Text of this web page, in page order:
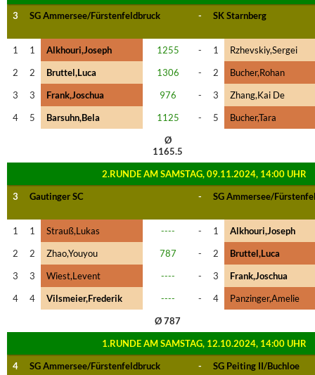
3
SG Ammersee/Fürstenfeldbruck - SK Starnberg
1 1 Alkhouri,Joseph 1255 - 1
Rzhevskiy,Sergei
2
2 Bruttel,Luca 1306 - 2
Bucher,Rohan
3
3 Frank,Joschua 976 - 3
Zhang,Kai De
4
5 Barsuhn,Bela 1125 - 5
Bucher,Tara
Ø
1165.5
2.RUNDE AM SAMSTAG, 09.11.2024, 14:00 UHR
3
Gautinger SC - SG Ammersee/
1 1 Strauß,Lukas ---- - 1
Alkhouri,Joseph
2
2 Zhao,Youyou 787 - 2
Bruttel,Luca
3
3 Wiest,Levent ---- - 3
Frank,Joschua
4
4 Vilsmeier,Frederik ---- - 4
Panzinger,Amelie
Ø 787
1.RUNDE AM SAMSTAG, 12.10.2024, 14:00 UHR
4
SG Ammersee/Fürstenfeldbruck - SG Peiting II/Buchloe